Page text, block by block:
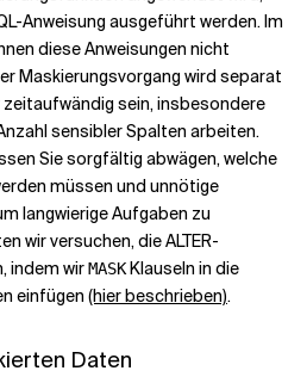
Anweisung ausgeführt werden. Im
diese Anweisungen nicht
Maskierungsvorgang wird separat
sein, insbesondere
sensibler Spalten arbeiten.
Sie sorgfältig abwägen, welche
müssen und unnötige
langwierige Aufgaben zu
wir versuchen, die ALTER-
indem wirMASKKlauseln in die
einfügen (hier beschrieben).
Daten